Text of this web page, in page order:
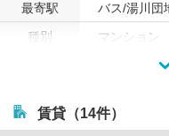
最寄駅
バス/湯川団
種別
マンション
賃貸（14件）